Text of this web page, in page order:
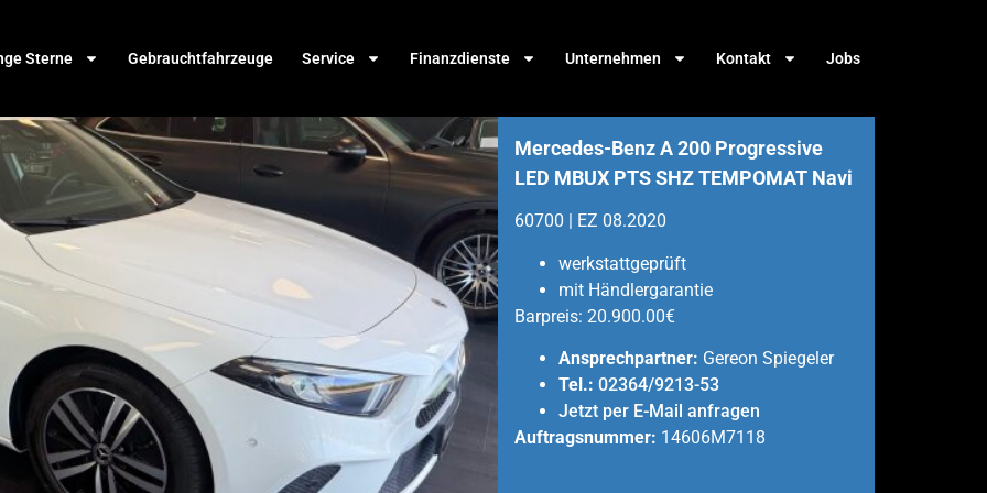
Sterne Gebrauchtfahrzeuge Service Finanzdienste Unternehmen Kontakt Jobs
Mercedes-Benz A 200 Progressive
LED MBUX PTS SHZ TEMPOMAT Navi
60700 | EZ 08.2020
werkstattgeprüft
mit Händlergarantie
Barpreis: 20.900.00€
Ansprechpartner: Gereon Spiegeler
Tel.: 02364/9213-53
Jetzt per E-Mail anfragen
Auftragsnummer: 14606M7118